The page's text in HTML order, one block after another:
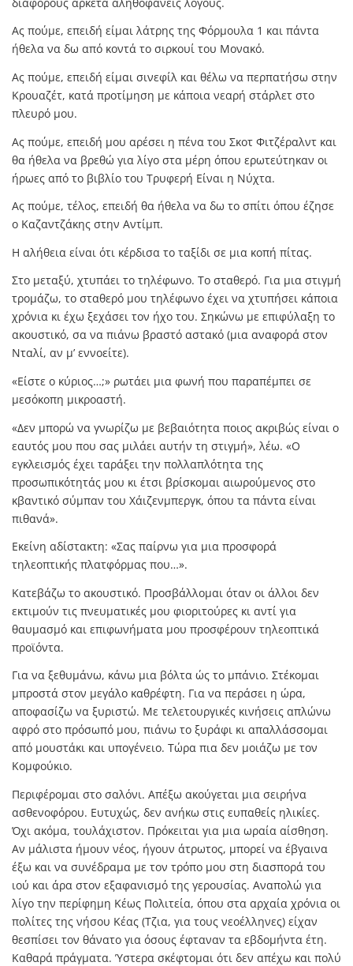
Ας πούμε, επειδή είμαι λάτρης της Φόρμουλα 1 και πάντα
ήθελα να δω από κοντά το σιρκουί του Μονακό.
Ας πούμε, επειδή είμαι σινεφίλ και θέλω να περπατήσω στην
Κρουαζέτ, κατά προτίμηση με κάποια νεαρή στάρλετ στο
πλευρό μου.
Ας πούμε, επειδή μου αρέσει η πένα του Σκοτ Φιτζέραλντ και
θα ήθελα να βρεθώ για λίγο στα μέρη όπου ερωτεύτηκαν οι
ήρωες από το βιβλίο του Τρυφερή Είναι η Νύχτα.
Ας πούμε, τέλος, επειδή θα ήθελα να δω το σπίτι όπου έζησε
ο Καζαντζάκης στην Αντίμπ.
Η αλήθεια είναι ότι κέρδισα το ταξίδι σε μια κοπή πίτας.
Στο μεταξύ, χτυπάει το τηλέφωνο. Το σταθερό. Για μια στιγμή
τρομάζω, το σταθερό μου τηλέφωνο έχει να χτυπήσει κάποια
χρόνια κι έχω ξεχάσει τον ήχο του. Σηκώνω με επιφύλαξη το
ακουστικό, σα να πιάνω βραστό αστακό (μια αναφορά στον
Νταλί, αν μ’ εννοείτε).
«Είστε ο κύριος…;» ρωτάει μια φωνή που παραπέμπει σε
μεσόκοπη μικροαστή.
«Δεν μπορώ να γνωρίζω με βεβαιότητα ποιος ακριβώς είναι ο
εαυτός μου που σας μιλάει αυτήν τη στιγμή», λέω. «Ο
εγκλεισμός έχει ταράξει την πολλαπλότητα της
προσωπικότητάς μου κι έτσι βρίσκομαι αιωρούμενος στο
κβαντικό σύμπαν του Χάιζενμπεργκ, όπου τα πάντα είναι
πιθανά».
Εκείνη αδίστακτη: «Σας παίρνω για μια προσφορά
τηλεοπτικής πλατφόρμας που…».
Κατεβάζω το ακουστικό. Προσβάλλομαι όταν οι άλλοι δεν
εκτιμούν τις πνευματικές μου φιοριτούρες κι αντί για
θαυμασμό και επιφωνήματα μου προσφέρουν τηλεοπτικά
προϊόντα.
Για να ξεθυμάνω, κάνω μια βόλτα ώς το μπάνιο. Στέκομαι
μπροστά στον μεγάλο καθρέφτη. Για να περάσει η ώρα,
αποφασίζω να ξυριστώ. Με τελετουργικές κινήσεις απλώνω
αφρό στο πρόσωπό μου, πιάνω το ξυράφι κι απαλλάσσομαι
από μουστάκι και υπογένειο. Τώρα πια δεν μοιάζω με τον
Κομφούκιο.
Περιφέρομαι στο σαλόνι. Απέξω ακούγεται μια σειρήνα
ασθενοφόρου. Ευτυχώς, δεν ανήκω στις ευπαθείς ηλικίες.
Όχι ακόμα, τουλάχιστον. Πρόκειται για μια ωραία αίσθηση.
Αν μάλιστα ήμουν νέος, ήγουν άτρωτος, μπορεί να έβγαινα
έξω και να συνέδραμα με τον τρόπο μου στη διασπορά του
ιού και άρα στον εξαφανισμό της γερουσίας. Αναπολώ για
λίγο την περίφημη Κέως Πολιτεία, όπου στα αρχαία χρόνια οι
πολίτες της νήσου Κέας (Τζια, για τους νεοέλληνες) είχαν
θεσπίσει τον θάνατο για όσους έφταναν τα εβδομήντα έτη.
Καθαρά πράγματα. Ύστερα σκέφτομαι ότι δεν απέχω και πολύ